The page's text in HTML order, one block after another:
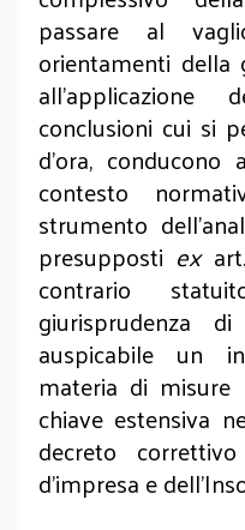
passare al
orientamenti della
all’applicazione
conclusioni cui si
d’ora, conducono
contesto
strumento
presupposti ex
contrario
giurisprudenza
auspicabile un
materia di
chiave estensiva
decreto
d’impresa e